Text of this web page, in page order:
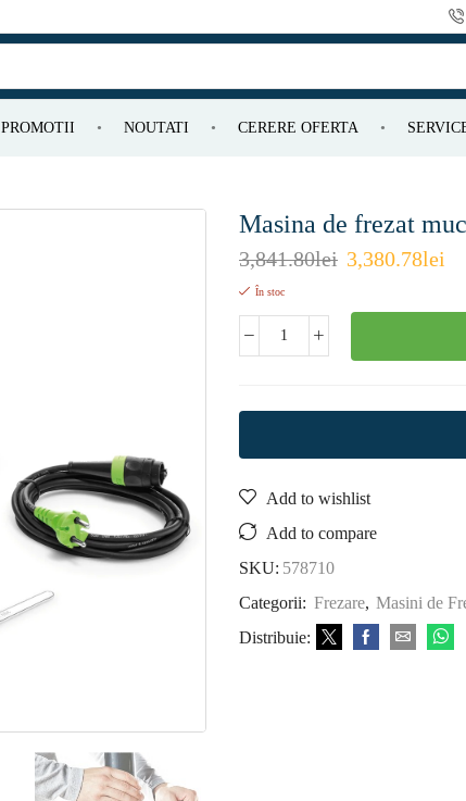
PROMOTII NOUTATI CERERE OFERTA
Masina de frezat
3,841.80lei 3,380.78lei
În stoc
Add to wishlist
Add to compare
SKU: 578710
Categorii: Frezare, Masini de
Distribuie: